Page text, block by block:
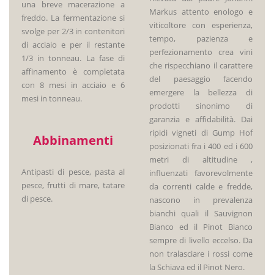
una breve macerazione a
freddo. La fermentazione si
svolge per 2/3 in contenitori
di acciaio e per il restante
1/3 in tonneau. La fase di
affinamento è completata
con 8 mesi in acciaio e 6
mesi in tonneau.
Abbinamenti
Antipasti di pesce, pasta al
pesce, frutti di mare, tatare
di pesce.
Markus attento enologo e
viticoltore con esperienza,
tempo, pazienza e
perfezionamento crea vini
che rispecchiano il carattere
del paesaggio facendo
emergere la bellezza di
prodotti sinonimo di
garanzia e affidabilità. Dai
ripidi vigneti di Gump Hof
posizionati fra i 400 ed i 600
metri di altitudine ,
influenzati favorevolmente
da correnti calde e fredde,
nascono in prevalenza
bianchi quali il Sauvignon
Bianco ed il Pinot Bianco
sempre di livello eccelso. Da
non tralasciare i rossi come
la Schiava ed il Pinot Nero.